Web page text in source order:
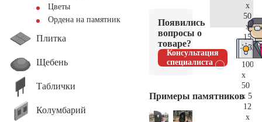
Цветы
Ордена на памятник
Плитка
Щебень
Таблички
Колумбарий
Появились
вопросы о
товаре?
Консультация
специалиста
Примеры памятников
x
50
x
15
100
x
50
x 5
12
x